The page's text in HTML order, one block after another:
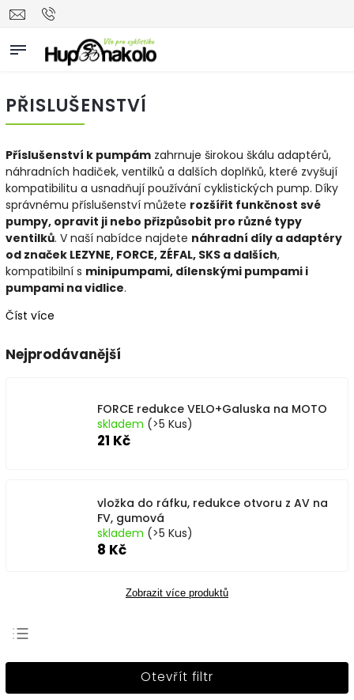
PŘISLUŠENSTVÍ
Příslušenství k pumpám zahrnuje širokou škálu adaptérů,
náhradních hadiček, ventilků a dalších doplňků, které zvyšují
kompatibilitu a usnadňují používání cyklistických pump. Díky
správnému příslušenství můžete rozšířit funkčnost své
pumpy, opravit ji nebo přizpůsobit pro různé typy
ventilků. V naší nabídce najdete náhradní díly a adaptéry
od značek LEZYNE, FORCE, ZÉFAL, SKS a dalších,
kompatibilní s minipumpami, dílenskými pumpami i
pumpami na vidlice.
Číst více
Nejprodávanější
FORCE redukce VELO+Galuska na MOTO
skladem (>5 Kus)
21 Kč
vložka do ráfku, redukce otvoru z AV na
FV, gumová
skladem (>5 Kus)
8 Kč
Zobrazit více produktů
Nejprodávanější
Otevřít filtr